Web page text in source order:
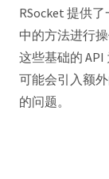
RSocket 提供
中的方法进行
这些基础的
可能会引入额
的问题。